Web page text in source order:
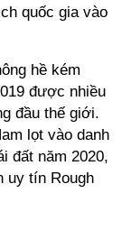
quốc gia vào
hề kém
được nhiều
đầu thế giới.
lọt vào danh
đất năm 2020,
uy tín Rough